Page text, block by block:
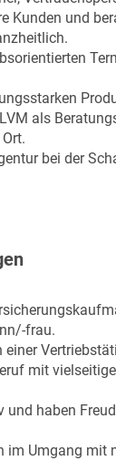
Kunden und
als
bei der
frau.
einer
mit
haben
im Umgang mit